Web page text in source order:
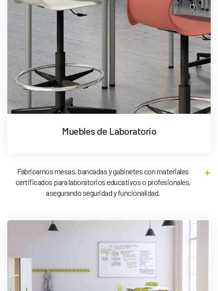
Muebles de Laboratorio
Fabricamos mesas, bancadas y gabinetes con materiales
certificados para laboratorios educativos o profesionales,
asegurando seguridad y funcionalidad.